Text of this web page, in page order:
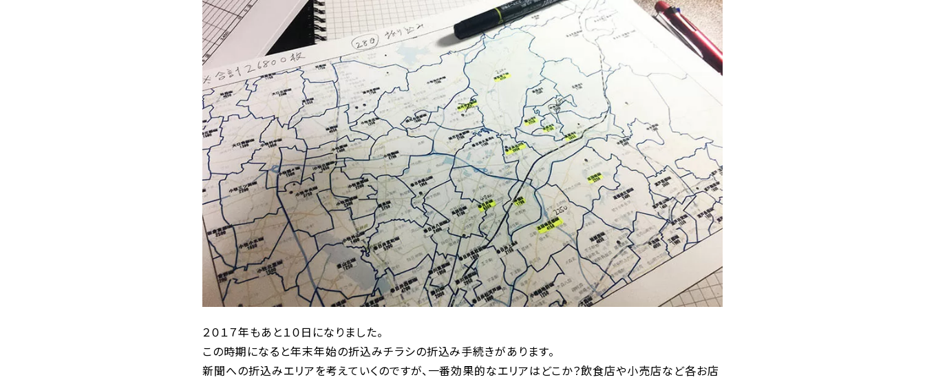
２０１７年もあと１０日になりました。
この時期になると年末年始の折込みチラシの折込み手続きがあります。
新聞への折込みエリアを考えていくのですが、一番効果的なエリアはどこか？飲食店や小売店など各お店